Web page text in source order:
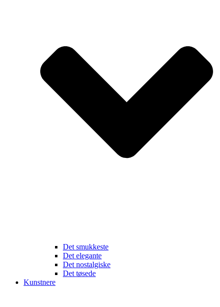
Det smukkeste
Det elegante
Det nostalgiske
Det tøsede
Kunstnere